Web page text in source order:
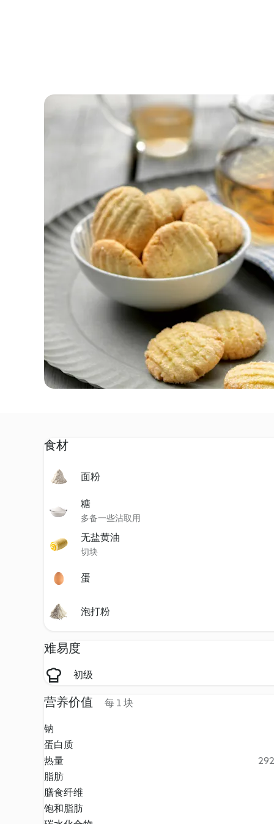
食材
面粉
糖
多备一些沾取用
无盐黄油
切块
蛋
泡打粉
难易度
初级
营养价值 每 1 块
钠
蛋白质
热量
脂肪
膳食纤维
饱和脂肪